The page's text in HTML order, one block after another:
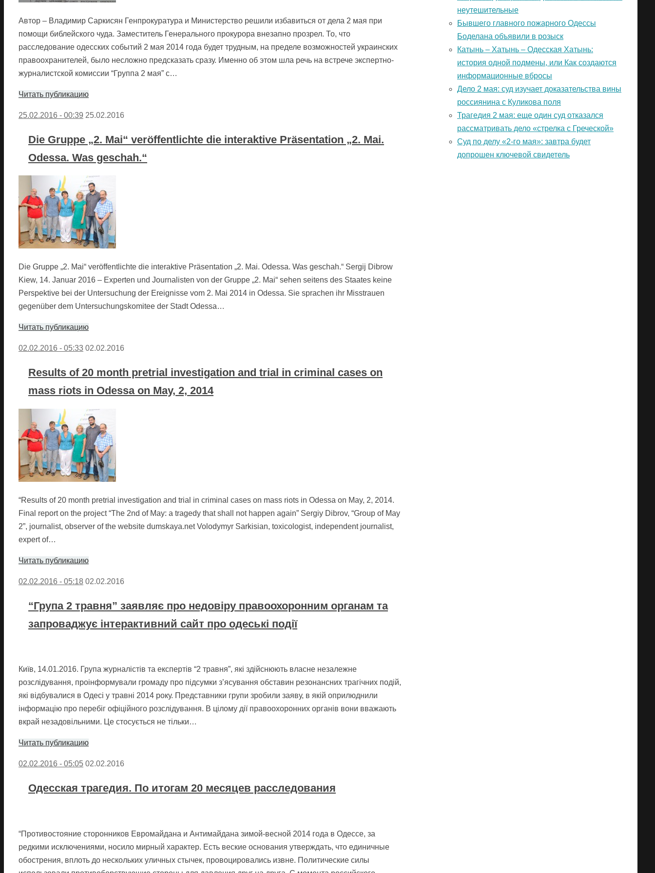
Автор – Владимир Саркисян Генпрокуратура и Министерство решили избавиться от дела 2 мая при
помощи библейского чуда. Заместитель Генерального прокурора внезапно прозрел. То, что
расследование одесских событий 2 мая 2014 года будет трудным, на пределе возможностей украинских
правоохранителей, было несложно предсказать сразу. Именно об этом шла речь на встрече экспертно-
журналистской комиссии “Группа 2 мая” с…
Читать публикацию
25.02.2016 - 00:39 25.02.2016
Die Gruppe „2. Mai“ veröffentlichte die interaktive Präsentation „2. Mai.
Odessa. Was geschah.“
Die Gruppe „2. Mai“ veröffentlichte die interaktive Präsentation „2. Mai. Odessa. Was geschah.“ Sergij Dibrow
Kiew, 14. Januar 2016 – Experten und Journalisten von der Gruppe „2. Mai“ sehen seitens des Staates keine
Perspektive bei der Untersuchung der Ereignisse vom 2. Mai 2014 in Odessa. Sie sprachen ihr Misstrauen
gegenüber dem Untersuchungskomitee der Stadt Odessa…
Читать публикацию
02.02.2016 - 05:33 02.02.2016
Results of 20 month pretrial investigation and trial in criminal cases on
mass riots in Odessa on May, 2, 2014
“Results of 20 month pretrial investigation and trial in criminal cases on mass riots in Odessa on May, 2, 2014.
Final report on the project “The 2nd of May: a tragedy that shall not happen again” Sergiy Dibrov, “Group of May
2”, journalist, observer of the website dumskaya.net Volodymyr Sarkisian, toxicologist, independent journalist,
expert of…
Читать публикацию
02.02.2016 - 05:18 02.02.2016
“Група 2 травня” заявляє про недовіру правоохоронним органам та
запроваджує інтерактивний сайт про одеські події
Київ, 14.01.2016. Група журналістів та експертів “2 травня”, які здійснюють власне незалежне
розслідування, проінформували громаду про підсумки з’ясування обставин резонансних трагічних подій,
які відбувалися в Одесі у травні 2014 року. Представники групи зробили заяву, в якій оприлюднили
інформацію про перебіг офіційного розслідування. В цілому дії правоохоронних органів вони вважають
вкрай незадовільними. Це стосується не тільки…
Читать публикацию
02.02.2016 - 05:05 02.02.2016
Одесская трагедия. По итогам 20 месяцев расследования
“Противостояние сторонников Евромайдана и Антимайдана зимой-весной 2014 года в Одессе, за
редкими исключениями, носило мирный характер. Есть веские основания утверждать, что единичные
обострения, вплоть до нескольких уличных стычек, провоцировались извне. Политические силы
неутешительные
Бывшего главного пожарного Одессы
Боделана объявили в розыск
Катынь – Хатынь – Одесская Хатынь:
история одной подмены, или Как создаются
информационные вбросы
Дело 2 мая: суд изучает доказательства вины
россиянина с Куликова поля
Трагедия 2 мая: еще один суд отказался
рассматривать дело «стрелка с Греческой»
Суд по делу «2-го мая»: завтра будет
допрошен ключевой свидетель